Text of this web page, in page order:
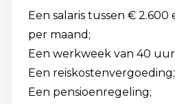
Een salaris tussen €
per maand;
Een werkweek van 40
Een reiskostenvergoeding;
Een pensioenregeling;